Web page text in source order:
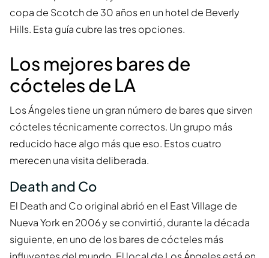
copa de Scotch de 30 años en un hotel de Beverly
Hills. Esta guía cubre las tres opciones.
Los mejores bares de
cócteles de LA
Los Ángeles tiene un gran número de bares que sirven
cócteles técnicamente correctos. Un grupo más
reducido hace algo más que eso. Estos cuatro
merecen una visita deliberada.
Death and Co
El Death and Co original abrió en el East Village de
Nueva York en 2006 y se convirtió, durante la década
siguiente, en uno de los bares de cócteles más